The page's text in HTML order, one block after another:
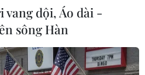
chối nói
sau
Việt
dội, Áo dài -
sông Hàn